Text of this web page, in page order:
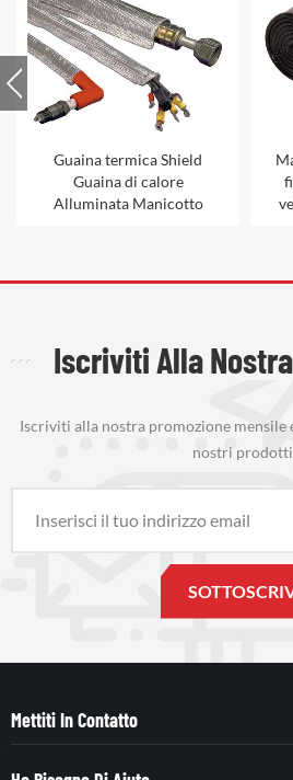
Guaina termica Shield
Guaina di calore
Alluminata Manicotto
Iscriviti Alla
Iscriviti alla nostra promozione mensile
nostri
Mettiti In Contatto